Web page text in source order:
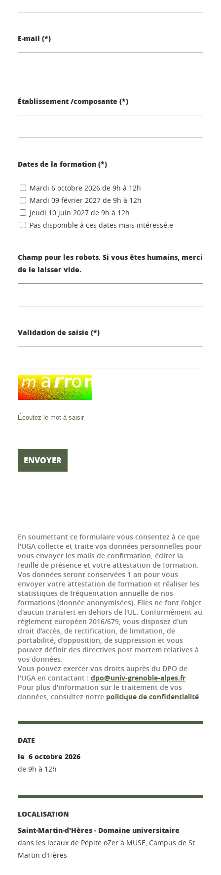
E-mail (*)
Établissement /composante (*)
Dates de la formation (*)
Mardi 6 octobre 2026 de 9h à 12h
Mardi 09 février 2027 de 9h à 12h
Jeudi 10 juin 2027 de 9h à 12h
Pas disponible à ces dates mais intéressé.e
Champ pour les robots. Si vous êtes humains, merci
de le laisser vide.
Validation de saisie (*)
Écoutez le mot à saisir
En soumettant ce formulaire vous consentez à ce que
l'UGA collecte et traite vos données personnelles pour
vous envoyer les mails de confirmation, éditer la
feuille de présence et votre attestation de formation.
Vos données seront conservées 1 an pour vous
envoyer votre attestation de formation et réaliser les
statistiques de fréquentation annuelle de nos
formations (donnée anonymisées). Elles ne font l'objet
d'aucun transfert en dehors de l'UE. Conformément au
règlement européen 2016/679, vous disposez d'un
droit d'accès, de rectification, de limitation, de
portabilité, d'opposition, de suppression et vous
pouvez définir des directives post mortem relatives à
vos données.
Vous pouvez exercer vos droits auprès du DPO de
l'UGA en contactant : dpo@univ-grenoble-alpes.fr
Pour plus d'information sur le traitement de vos
données, consultez notre politique de confidentialité
DATE
le 6 octobre 2026
de 9h à 12h
LOCALISATION
Saint-Martin-d'Hères - Domaine universitaire
dans les locaux de Pépite oZer à MUSE, Campus de St
Martin d'Hères